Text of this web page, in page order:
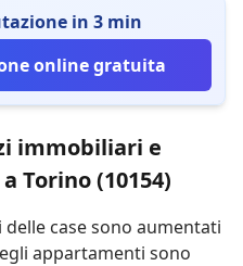
in 3 min
online gratuita
immobiliari e
Torino (10154)
delle case sono aumentati
appartamenti sono